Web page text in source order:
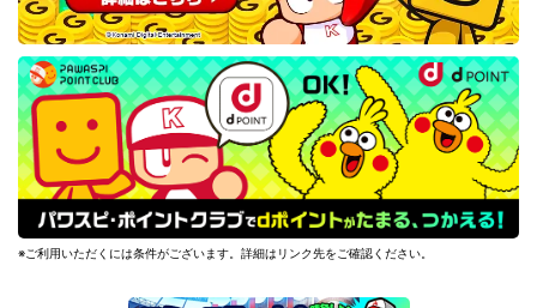
※ご利用いただくには条件がございます。詳細はリンク先をご確認ください。